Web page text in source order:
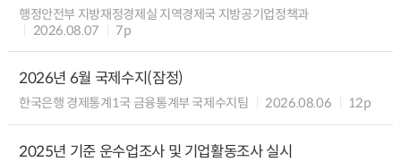
행정안전부 지방재정경제실 지역경제국 지방공기업정책과
2026.08.07
7p
2026년 6월 국제수지(잠정)
한국은행 경제통계1국 금융통계부 국제수지팀 2026.08.06 12p
2025년 기준 운수업조사 및 기업활동조사 실시